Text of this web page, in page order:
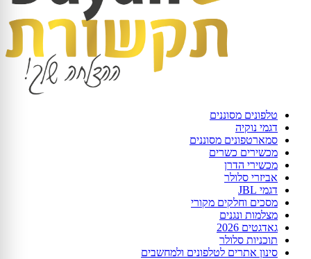
טלפונים מסוננים
דגמי נוקיה
סמארטפונים מסוננים
מכשירים כשרים
מכשירי הדרן
אביזרי סלולר
דגמי JBL
מסכים וחלקים מקורי
מצלמות ונגנים
גאדגטים 2026
תוכניות סלולר
סינון אתרים לטלפונים ולמחשבים